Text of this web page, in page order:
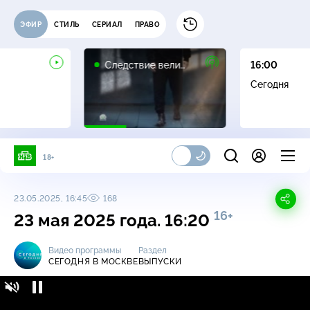
ЭФИР СТИЛЬ СЕРИАЛ ПРАВО
Следствие вели…
16+
16:00
Сегодня
18+
23.05.2025, 16:45 168
23 мая 2025 года. 16:20 16+
Видео программы
СЕГОДНЯ В МОСКВЕ
Раздел
ВЫПУСКИ